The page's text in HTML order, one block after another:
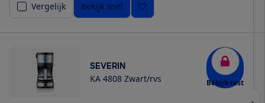
Vergelijk
Bekijk snel
SEVERIN
KA 4808 Zwart/rvs Bekijk test